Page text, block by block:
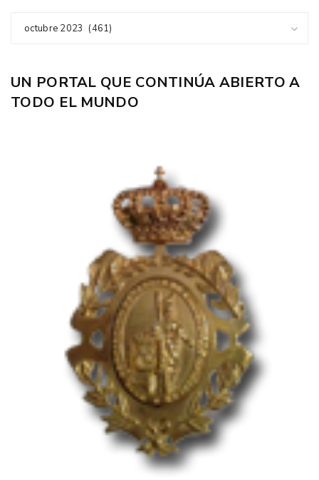
octubre 2023 (461)
UN PORTAL QUE CONTINÚA ABIERTO A
TODO EL MUNDO